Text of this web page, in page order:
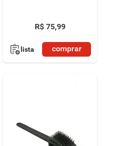
R$ 75,99
lista comprar